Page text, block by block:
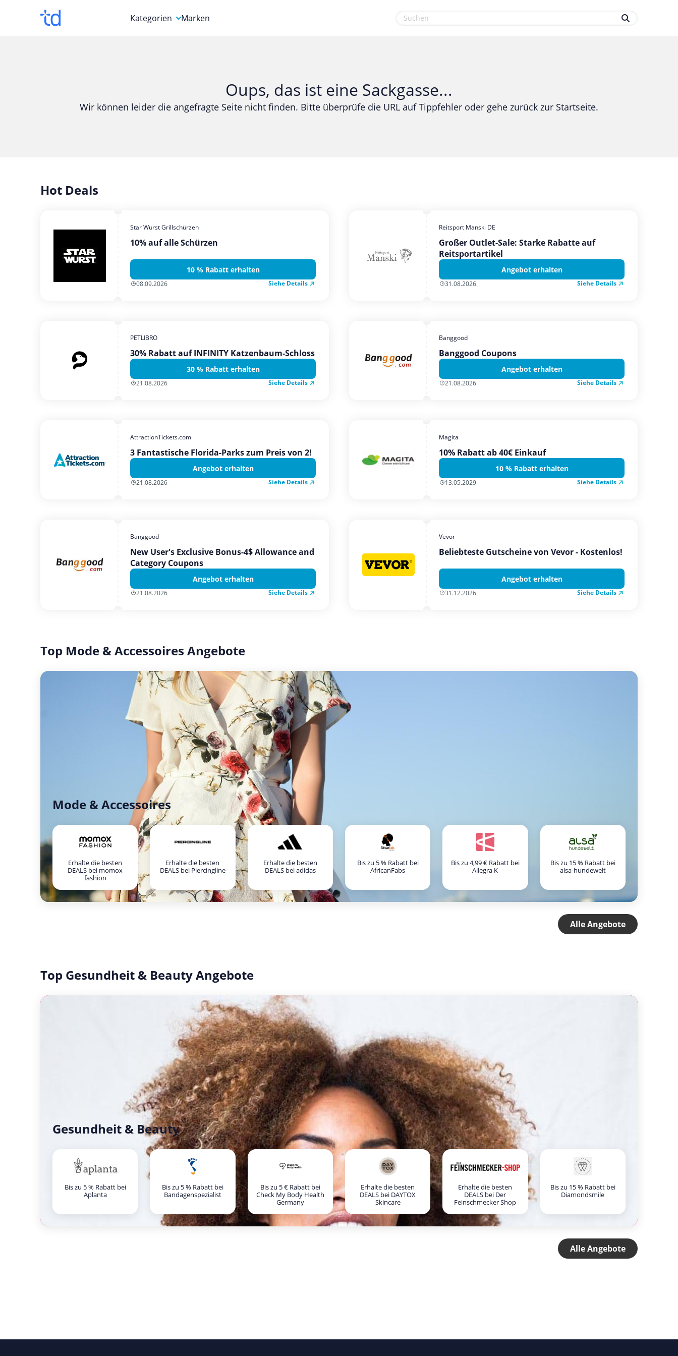
Kategorien
Computer & Elektronik
Gesundheit & Beauty
Mobilfunk & Internet
Marken
Oups, das ist eine Sackgasse...
Wir können leider die angefragte Seite nicht finden. Bitte überprüfe die URL auf Tippfehler oder gehe zurück zur Startseite.
Hot Deals
Star Wurst Grillschürzen
10% auf alle Schürzen
10 % Rabatt erhalten
08.09.2026 Siehe Details
Reitsport Manski DE
Großer Outlet-Sale: Starke Rabatte auf
Reitsportartikel
Angebot erhalten
31.08.2026 Siehe Details
PETLIBRO
30% Rabatt auf INFINITY Katzenbaum-Schloss
30 % Rabatt erhalten
21.08.2026 Siehe Details
Banggood
Banggood Coupons
Angebot erhalten
21.08.2026 Siehe Details
AttractionTickets.com
3 Fantastische Florida-Parks zum Preis von 2!
Angebot erhalten
21.08.2026 Siehe Details
Magita
10% Rabatt ab 40€ Einkauf
10 % Rabatt erhalten
13.05.2029 Siehe Details
Banggood
New User's Exclusive Bonus-4$ Allowance and
Category Coupons
Angebot erhalten
21.08.2026 Siehe Details
Vevor
Beliebteste Gutscheine von Vevor - Kostenlos!
Angebot erhalten
31.12.2026 Siehe Details
Top Mode & Accessoires Angebote
Mode & Accessoires
Erhalte die besten
DEALS bei momox
fashion
Erhalte die besten
DEALS bei Piercingline
Erhalte die besten
DEALS bei adidas
Bis zu 5 % Rabatt bei
AfricanFabs
Bis zu 4,99 € Rabatt bei
Allegra K
Bis zu 15 % Rabatt bei
alsa-hundewelt
Alle Angebote
Top Gesundheit & Beauty Angebote
Gesundheit & Beauty
Bis zu 5 % Rabatt bei
Aplanta
Bis zu 5 % Rabatt bei
Bandagenspezialist
Bis zu 5 € Rabatt bei
Check My Body Health
Germany
Erhalte die besten
DEALS bei DAYTOX
Skincare
Erhalte die besten
DEALS bei Der
Feinschmecker Shop
Bis zu 15 % Rabatt bei
Diamondsmile
Alle Angebote